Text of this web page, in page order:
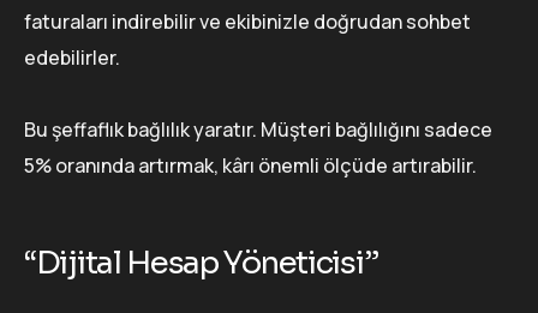
faturaları indirebilir ve ekibinizle doğrudan sohbet
edebilirler.
Bu şeffaflık bağlılık yaratır. Müşteri bağlılığını sadece
5% oranında artırmak, kârı önemli ölçüde artırabilir.
“Dijital Hesap Yöneticisi”